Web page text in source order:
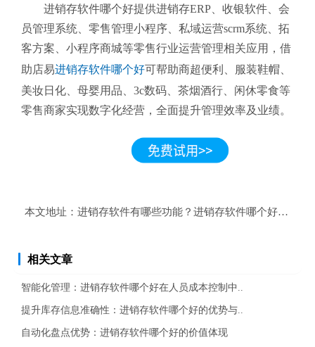
进销存软件哪个好提供进销存ERP、收银软件、会
员管理系统、零售管理小程序、私域运营scrm系统、拓
客方案、小程序商城等零售行业运营管理相关应用，借
助店易进销存软件哪个好可帮助商超便利、服装鞋帽、
美妆日化、母婴用品、3c数码、茶烟酒行、闲休零食等
零售商家实现数字化经营，全面提升管理效率及业绩。
本文地址： 进销存软件有哪些功能？进销存软件哪个好实时查
相关文章
智能化管理：进销存软件哪个好在人员成本控制中..
提升库存信息准确性：进销存软件哪个好的优势与..
自动化盘点优势：进销存软件哪个好的价值体现